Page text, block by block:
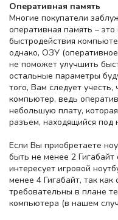
Оперативная память
Многие покупатели
оперативная память – это
быстродействия
однако, ОЗУ
не поможет улучшить
остальные параметры
того, Вам следует
компьютер, ведь
небольшую плату,
разъем, находящийся под
Если Вы приобретаете
быть не менее 2
интересует игровой
менее 4 Гигабайт, так
требовательны в плане
компьютера (в нашем